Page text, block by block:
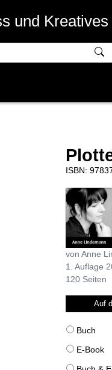
und Kreatives
ISBN:
von Anne
1. Auflage
120 Seiten
Auf
Buch
E-Book